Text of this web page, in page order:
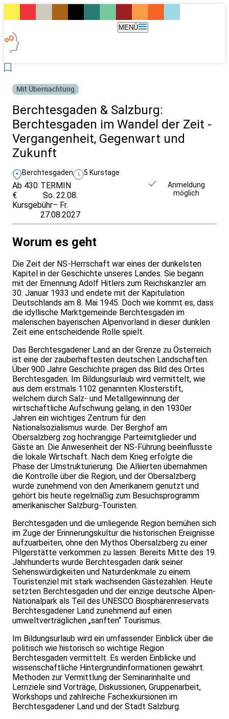
MENÜ
Mit Übernachtung
Berchtesgaden & Salzburg:
Berchtesgaden im Wandel der Zeit -
Vergangenheit, Gegenwart und
Zukunft
Berchtesgaden 5 Kurstage
Ab 430
€
Kursgebühr
TERMIN
So. 22.08.
– Fr.
27.08.2027
Anmeldung
möglich
Worum es geht
Die Zeit der NS-Herrschaft war eines der dunkelsten
Kapitel in der Geschichte unseres Landes. Sie begann
mit der Ernennung Adolf Hitlers zum Reichskanzler am
30. Januar 1933 und endete mit der Kapitulation
Deutschlands am 8. Mai 1945. Doch wie kommt es, dass
die idyllische Marktgemeinde Berchtesgaden im
malerischen bayerischen Alpenvorland in dieser dunklen
Zeit eine entscheidende Rolle spielt.
Das Berchtesgadener Land an der Grenze zu Österreich
ist eine der zauberhaftesten deutschen Landschaften.
Über 900 Jahre Geschichte prägen das Bild des Ortes
Berchtesgaden. Im Bildungsurlaub wird vermittelt, wie
aus dem erstmals 1102 genannten Klosterstift,
welchem durch Salz- und Metallgewinnung der
wirtschaftliche Aufschwung gelang, in den 1930er
Jahren ein wichtiges Zentrum für den
Nationalsozialismus wurde. Der Berghof am
Obersalzberg zog hochrangige Parteimitglieder und
Gäste an. Die Anwesenheit der NS-Führung beeinflusste
die lokale Wirtschaft. Nach dem Krieg erfolgte die
Phase der Umstrukturierung. Die Alliierten übernahmen
die Kontrolle über die Region, und der Obersalzberg
wurde zunehmend von den Amerikanern genutzt und
gehört bis heute regelmäßig zum Besuchsprogramm
amerikanischer Salzburg-Touristen.
Berchtesgaden und die umliegende Region bemühen sich
im Zuge der Erinnerungskultur die historischen Ereignisse
aufzuarbeiten, ohne den Mythos Obersalzberg zu einer
Pilgerstätte verkommen zu lassen. Bereits Mitte des 19.
Jahrhunderts wurde Berchtesgaden dank seiner
Sehenswürdigkeiten und Naturdenkmale zu einem
Touristenziel mit stark wachsenden Gästezahlen. Heute
setzten Berchtesgaden und der einzige deutsche Alpen-
Nationalpark als Teil des UNESCO Biosphärenreservats
Berchtesgadener Land zunehmend auf einen
umweltverträglichen „sanften“ Tourismus.
Im Bildungsurlaub wird ein umfassender Einblick über die
politisch wie historisch so wichtige Region
Berchtesgaden vermittelt. Es werden Einblicke und
wissenschaftliche Hintergrundinformationen gewährt.
Methoden zur Vermittlung der Seminarinhalte und
Lernziele sind Vorträge, Diskussionen, Gruppenarbeit,
Workshops und zahlreiche Fachexkursionen im
Berchtesgadener Land und der Stadt Salzburg.